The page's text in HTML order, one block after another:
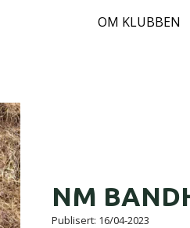
OM KLUBBEN
NM
Publisert: 16/04-2023